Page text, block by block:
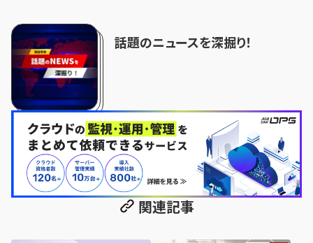
話題のニュースを深掘り！
関連記事